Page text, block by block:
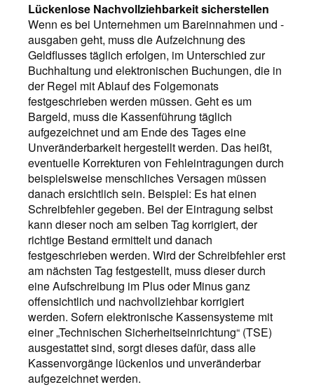
Lückenlose Nachvollziehbarkeit sicherstellen
Wenn es bei Unternehmen um Bareinnahmen und -
ausgaben geht, muss die Aufzeichnung des
Geldflusses täglich erfolgen, im Unterschied zur
Buchhaltung und elektronischen Buchungen, die in
der Regel mit Ablauf des Folgemonats
festgeschrieben werden müssen. Geht es um
Bargeld, muss die Kassenführung täglich
aufgezeichnet und am Ende des Tages eine
Unveränderbarkeit hergestellt werden. Das heißt,
eventuelle Korrekturen von Fehleintragungen durch
beispielsweise menschliches Versagen müssen
danach ersichtlich sein. Beispiel: Es hat einen
Schreibfehler gegeben. Bei der Eintragung selbst
kann dieser noch am selben Tag korrigiert, der
richtige Bestand ermittelt und danach
festgeschrieben werden. Wird der Schreibfehler erst
am nächsten Tag festgestellt, muss dieser durch
eine Aufschreibung im Plus oder Minus ganz
offensichtlich und nachvollziehbar korrigiert
werden. Sofern elektronische Kassensysteme mit
einer „Technischen Sicherheitseinrichtung“ (TSE)
ausgestattet sind, sorgt dieses dafür, dass alle
Kassenvorgänge lückenlos und unveränderbar
aufgezeichnet werden.